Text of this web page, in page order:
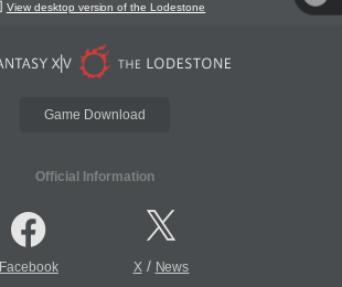
View desktop version of the Lodestone
Game Download
Official Information
Facebook X/ News